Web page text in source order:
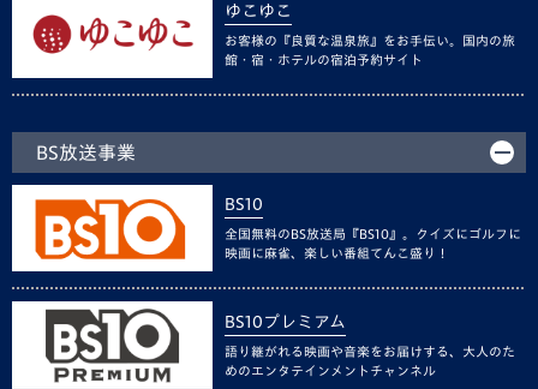
ゆこゆこ
お客様の『良質な温泉旅』をお手伝い。国内の旅
館・宿・ホテルの宿泊予約サイト
BS放送事業
BS10
全国無料のBS放送局『BS10』。クイズにゴルフに
映画に麻雀、楽しい番組てんこ盛り！
BS10プレミアム
語り継がれる映画や音楽をお届けする、大人のた
めのエンタテインメントチャンネル